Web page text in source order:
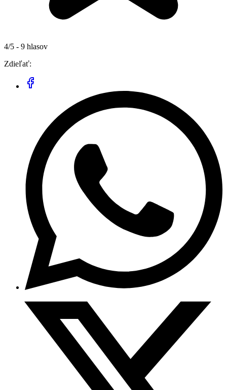
4/5 - 9 hlasov
Zdieľať: